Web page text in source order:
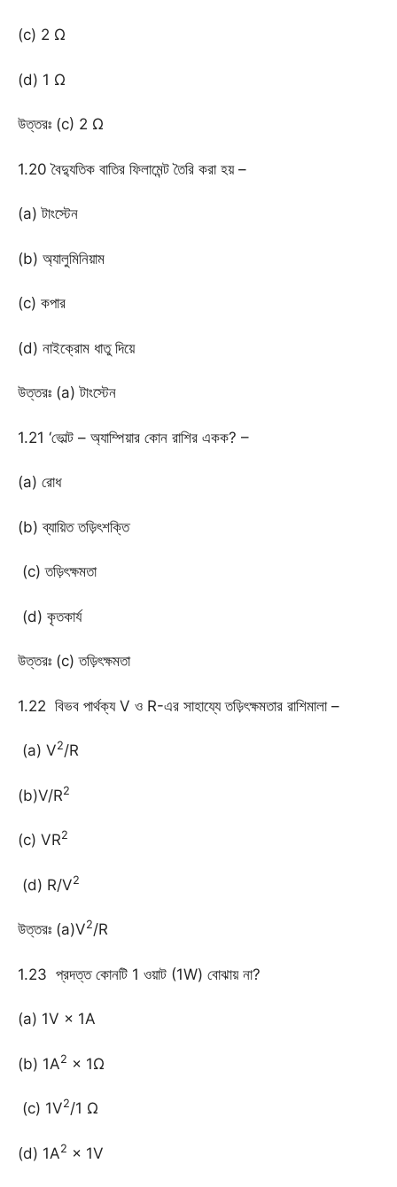
(c) 2 Ω
(d) 1 Ω
উত্তরঃ (c) 2 Ω
1.20 বৈদ্যুতিক বাতির ফিলামেন্ট তৈরি করা হয় –
(a) টাংস্টেন
(b) অ্যালুমিনিয়াম
(c) কপার
(d) নাইক্রোম ধাতু দিয়ে
উত্তরঃ (a) টাংস্টেন
1.21 ‘ভোল্ট – অ্যাম্পিয়ার কোন রাশির একক? –
(a) রোধ
(b) ব্যায়িত তড়িৎশক্তি
(c) তড়িৎক্ষমতা
(d) কৃতকার্য
উত্তরঃ (c) তড়িৎক্ষমতা
1.22 বিভব পার্থক্য V ও R-এর সাহায্যে তড়িৎক্ষমতার রাশিমালা –
(a) V2/R
(b)V/R2
(c) VR2
(d) R/V2
উত্তরঃ (a)V2/R
1.23 প্রদত্ত কোনটি 1 ওয়াট (1W) বোঝায় না?
(a) 1V × 1A
(b) 1A2 × 1Ω
(c) 1V2/1 Ω
(d) 1A2 × 1V